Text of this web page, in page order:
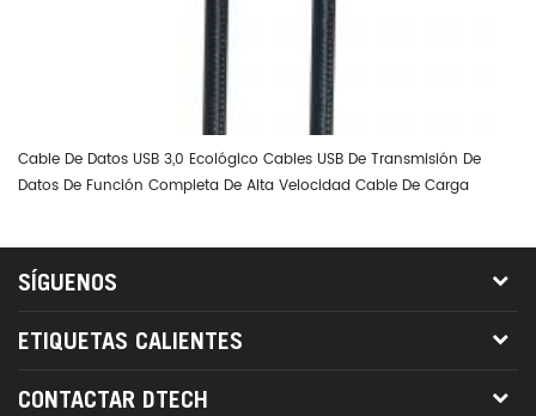
Cable De Datos USB 3,0 Ecológico Cables USB De Transmisión De
Datos De Función Completa De Alta Velocidad Cable De Carga
SÍGUENOS
ETIQUETAS CALIENTES
CONTACTAR DTECH